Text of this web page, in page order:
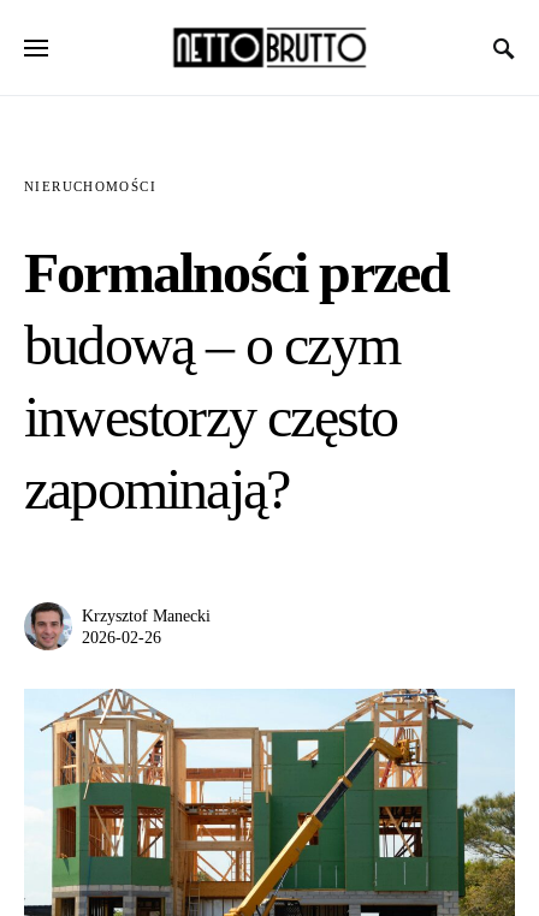
NIERUCHOMOŚCI
Formalności przed
budową – o czym
inwestorzy często
zapominają?
Krzysztof Manecki
2026-02-26